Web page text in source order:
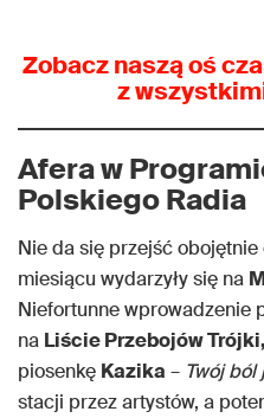
Zobacz naszą oś
z
Afera w
Polskiego Radia
Nie da się przejść
miesiącu wydarzyły się na
Niefortunne wprowadzenie
na Liście Przebojów Trójki,
piosenkę Kazika – Twój ból
stacji przez artystów, a